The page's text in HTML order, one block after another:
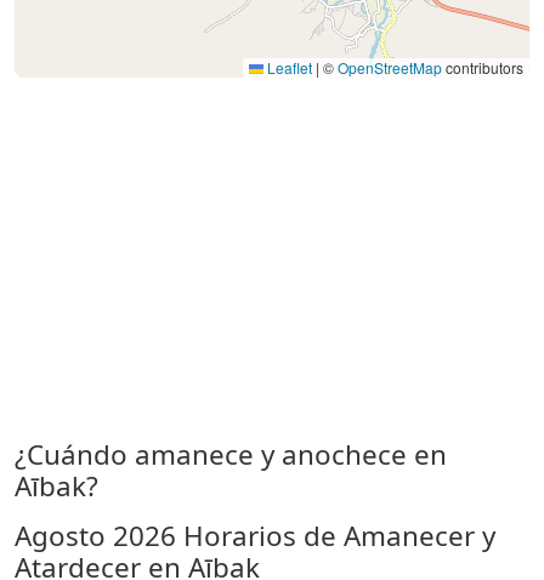
Leaflet | ©OpenStreetMapcontributors
¿Cuándo amanece y anochece en
Aībak?
Agosto 2026 Horarios de Amanecer y
Atardecer en Aībak